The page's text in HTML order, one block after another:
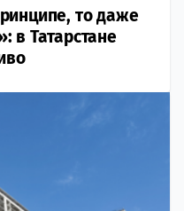
то даже
в Татарстане